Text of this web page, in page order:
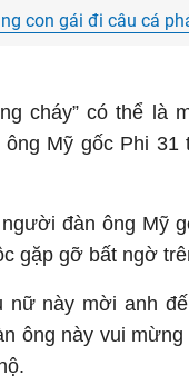
con gái đi câu cá
cháy” có thể là
Mỹ gốc Phi
đàn ông Mỹ
gặp gỡ bất ngờ
nữ này mời anh
ông này vui